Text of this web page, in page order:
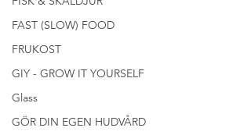
FAST (SLOW) FOOD
FRUKOST
GIY - GROW IT YOURSELF
Glass
GÖR DIN EGEN HUDVÅRD